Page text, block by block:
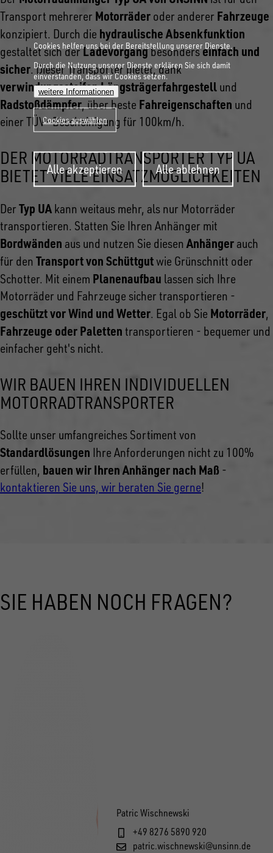
Transport mehrerer Motorräder oder anderer Fahrzeuge
konzipiert. Durch die hydraulische Absenkfunktion
gestaltet sich derLadevorgangbesonderseinfach und
sicher. Dieser Transporter bietet, dank
verwindungssteifen Längsträgerfahrgestell und
Radstoßdämpfer, über beste Fahreigenschaften und
einer TÜV- Bescheinigung für 100km/h.
DER MOTORRADTRANSPORTER TYP UA
BIETET VIELE EINSATZMÖGLICHKEITEN
Der Typ UA kann weitaus mehr, als nur Motorräder
transportieren. Statten Sie Ihren Anhänger mit
Bordwänden aus und nutzen Sie diesenAnhänger auch
für den Transport von Schüttgut wie Grünschnitt oder
Schotter. Mit einem Planenaufbau lassen sich Ihre
Motorräder und Fahrzeuge sicher transportieren -
geschützt vor Wind und Wetter. Egal ob Sie Motorräder,
Fahrzeuge oder Paletten transportieren - bequemer und
einfacher geht's nicht.
WIR BAUEN IHREN INDIVIDUELLEN
MOTORRADTRANSPORTER
Sollte unser umfangreiches Sortiment von
Standardlösungen Ihre Anforderungen nicht zu 100%
erfüllen, bauen wir Ihren Anhänger nach Maß -
kontaktieren Sie uns, wir beraten Sie gerne!
SIE HABEN NOCH FRAGEN?
Patric Wischnewski
+49 8276 5890 920
patric.wischnewski@unsinn.de
Cookies helfen uns bei der Bereitstellung unserer Dienste.
Durch die Nutzung unserer Dienste erklären Sie sich damit
einverstanden, dass wir Cookies setzen.
weitere Informationen
Cookies auswählen
Alle akzeptieren
Zustimmung
zurückziehen
Alle ablehnen